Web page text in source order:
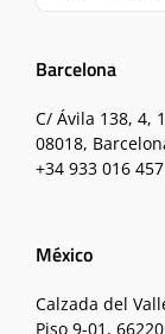
Barcelona
C/ Ávila 138, 4,
08018,
+34 933 016 457
México
Calzada del
Piso 9-01,